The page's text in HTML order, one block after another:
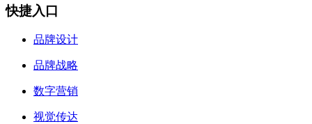
快捷入口
品牌设计
品牌战略
数字营销
视觉传达